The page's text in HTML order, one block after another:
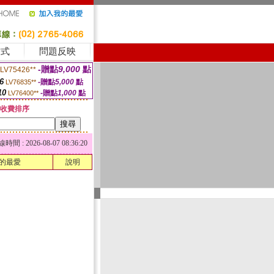
問題反映
LV75426** -贈點9,000 點
LV76835** -贈點5,000點
LV76400** -贈點1,000 點
費排序
時間 : 2026-08-07 08:36:20
最愛 說明